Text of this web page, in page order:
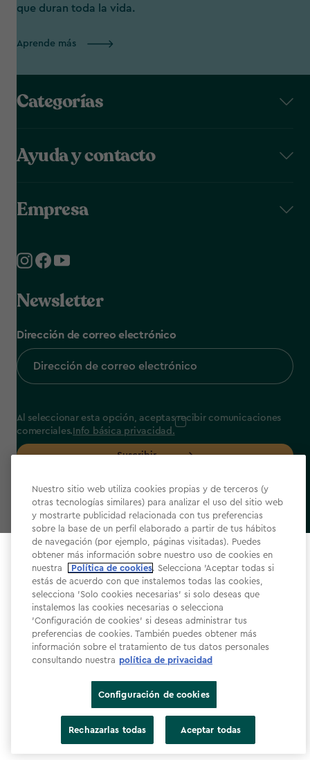
Select your store
It looks like you’re joining us from a different country.
At which store would you like to shop?
España Estados Unidos
que duran toda la vida.
Aprende más
Categorías
Ayuda y contacto
Empresa
Newsletter
Dirección de correo electrónico
Al seleccionar esta opción, aceptas recibir comunicaciones
comerciales. Info básica privacidad.
Suscribir
label.payment
Términos y condiciones de la web
Política de privacidad
Declaración de accesibilidad​
Configuración de cookies
Nuestro sitio web utiliza cookies propias y de terceros (y
otras tecnologías similares) para analizar el uso del sitio web
y mostrarte publicidad relacionada con tus preferencias
sobre la base de un perfil elaborado a partir de tus hábitos
de navegación (por ejemplo, páginas visitadas). Puedes
obtener más información sobre nuestro uso de cookies en
nuestra
Política de cookies. Selecciona 'Aceptar todas si
estás de acuerdo con que instalemos todas las cookies,
selecciona 'Solo cookies necesarias' si solo deseas que
instalemos las cookies necesarias o selecciona
'Configuración de cookies' si deseas administrar tus
preferencias de cookies. También puedes obtener más
información sobre el tratamiento de tus datos personales
consultando nuestra política de privacidad
Configuración de cookies
Rechazarlas todas Aceptar todas